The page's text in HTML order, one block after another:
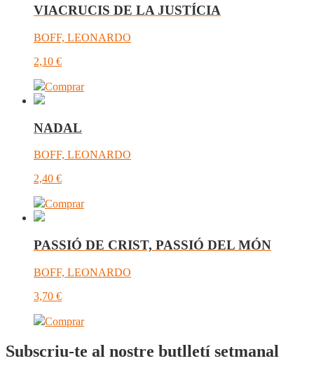
VIACRUCIS DE LA JUSTÍCIA
BOFF, LEONARDO
2,10 €
Comprar
NADAL
BOFF, LEONARDO
2,40 €
Comprar
PASSIÓ DE CRIST, PASSIÓ DEL MÓN
BOFF, LEONARDO
3,70 €
Comprar
Subscriu-te al nostre butlletí setmanal